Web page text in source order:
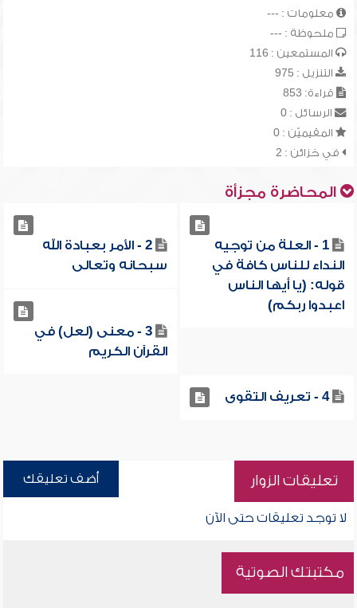
معلومات : ---
ملحوظة : ---
المستمعين : 116
التنزيل : 975
قراءة: 853
الرسائل : 0
المقيميّن : 0
في خزائن : 2
المحاضرة مجزأة
1 - العلة من توجيه
النداء للناس كافة في
قوله: (يا أيها الناس
اعبدوا ربكم)
2 - الأمر بعبادة الله
سبحانه وتعالى
3 - معنى (لعل) في
القرآن الكريم
4 - تعريف التقوى
تعليقات الزوار أضف تعليقك
لا توجد تعليقات حتى الآن
مكتبتك الصوتية